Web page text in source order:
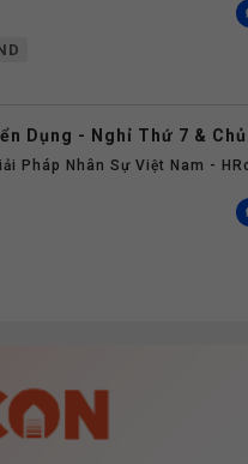
Dụng - Nghỉ Thứ 7 &
Pháp Nhân Sự Việt Nam -